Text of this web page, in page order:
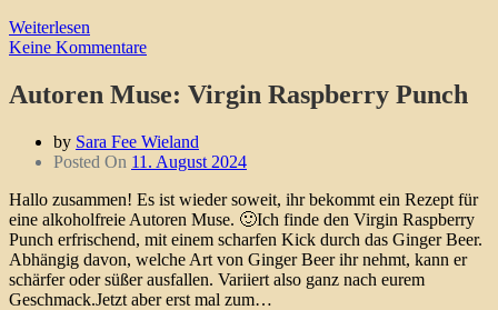
Weiterlesen
Keine Kommentare
Autoren Muse: Virgin Raspberry Punch
by Sara Fee Wieland
Posted On 11. August 2024
Hallo zusammen! Es ist wieder soweit, ihr bekommt ein Rezept für
eine alkoholfreie Autoren Muse. 🙂Ich finde den Virgin Raspberry
Punch erfrischend, mit einem scharfen Kick durch das Ginger Beer.
Abhängig davon, welche Art von Ginger Beer ihr nehmt, kann er
schärfer oder süßer ausfallen. Variiert also ganz nach eurem
Geschmack.Jetzt aber erst mal zum…